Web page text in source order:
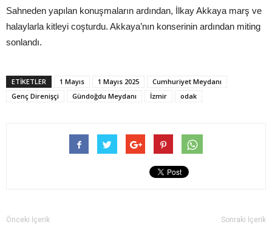
Sahneden yapılan konuşmaların ardından, İlkay Akkaya marş ve
halaylarla kitleyi coşturdu. Akkaya’nın konserinin ardından miting
sonlandı.
ETIKETLER 1 Mayıs 1 Mayıs 2025
Cumhuriyet Meydanı
Genç Direnişçi
Gündoğdu Meydanı İzmir odak
Önceki İçerik Sonraki İçerik